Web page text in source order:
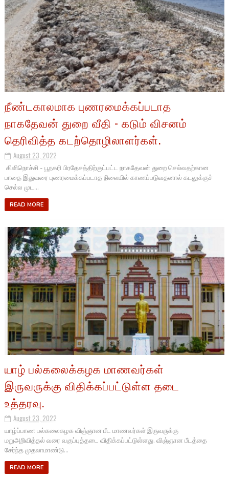
நீண்டகாலமாக புணரமைக்கப்படாத
நாகதேவன் துறை வீதி - கடும் விசனம்
தெரிவித்த கடற்தொழிலாளர்கள்.
August 23, 2022
கிளிநொச்சி - பூநகரி பிரதேசத்திற்குட்பட்ட நாகதேவன் துறை செல்வதற்கான
பாதை இதுவரை புணரமைக்கப்படாத நிலையில் காணப்படுவதனால் கடலுக்குச்
செல்ல முட...
READ MORE
யாழ் பல்கலைக்கழக மாணவர்கள்
இருவருக்கு விதிக்கப்பட்டுள்ள தடை
உத்தரவு.
August 23, 2022
யாழ்ப்பாண பல்கலைகழக விஞ்ஞான பீட மாணவர்கள் இருவருக்கு
மறுஅறிவித்தல் வரை வகுப்புத்தடை விதிக்கப்பட்டுள்ளது. விஞ்ஞான பீடத்தை
சேர்ந்த முதலாமாண்டு...
READ MORE